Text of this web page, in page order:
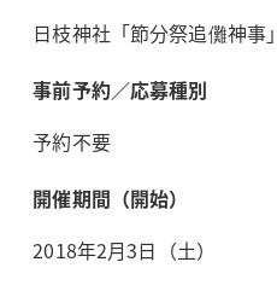
日枝神社「節分祭追儺神事」
事前予約／応募種別
予約不要
開催期間（開始）
2018年2月3日（土）